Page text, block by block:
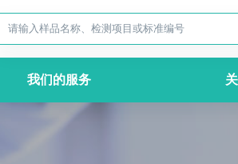
我们的服务